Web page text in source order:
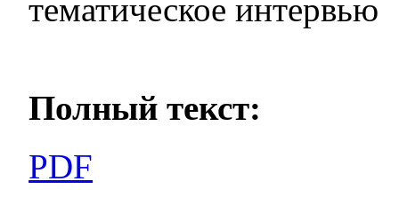
тематическое интервью
Полный текст:
PDF